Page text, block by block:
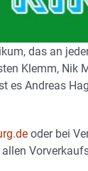
das an
Klemm, Nik
es Andreas
oder bei